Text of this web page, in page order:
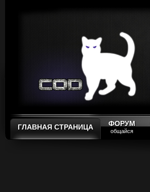
ГЛАВНАЯ СТРАНИЦА ФОРУМ
общайся